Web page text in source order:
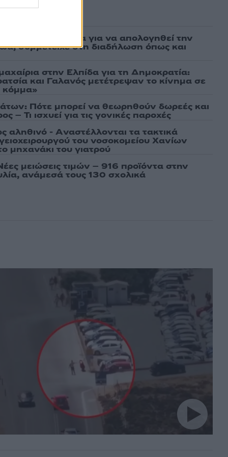
πήρε προθεσμία για να απολογηθεί την
συμμετείχε στη διαδήλωση όπως και
στην Ελπίδα για τη Δημοκρατία:
και Γαλανός μετέτρεψαν το κίνημα σε
κόμμα»
Πότε μπορεί να θεωρηθούν δωρεές και
– Τι ισχυεί για τις γονικές παροχές
αληθινό - Aναστέλλονται τα τακτικά
του νοσοκομείου Χανίων
μηχανάκι του γιατρού
μειώσεις τιμών – 916 προϊόντα στην
ανάμεσά τους 130 σχολικά